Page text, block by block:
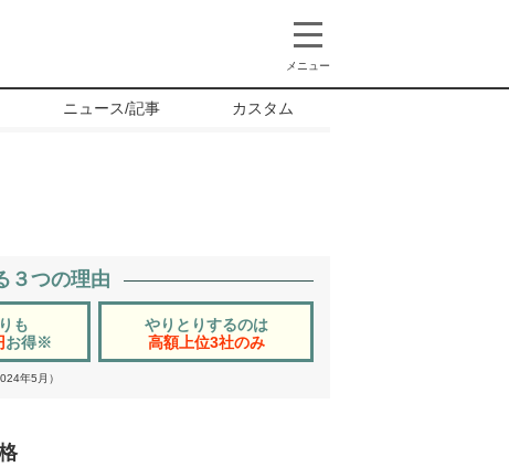
メニュー
ニュース/記事 カスタム
３つの理由
も
お得※
やりとりするのは
高額上位3社のみ
年5月）